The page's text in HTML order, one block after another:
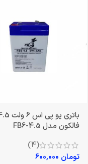
فالکون مدل FB6-4.5
(4)
تومان